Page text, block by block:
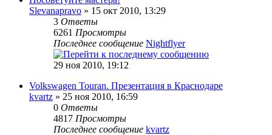
Slevanapravo » 15 окт 2010, 13:29
3 Ответы
6261 Просмотры
Последнее сообщение Nightflyer
29 ноя 2010, 19:12
Volkswagen Touran. Презентация в Краснодаре
kvartz » 25 ноя 2010, 16:59
0 Ответы
4817 Просмотры
Последнее сообщение kvartz